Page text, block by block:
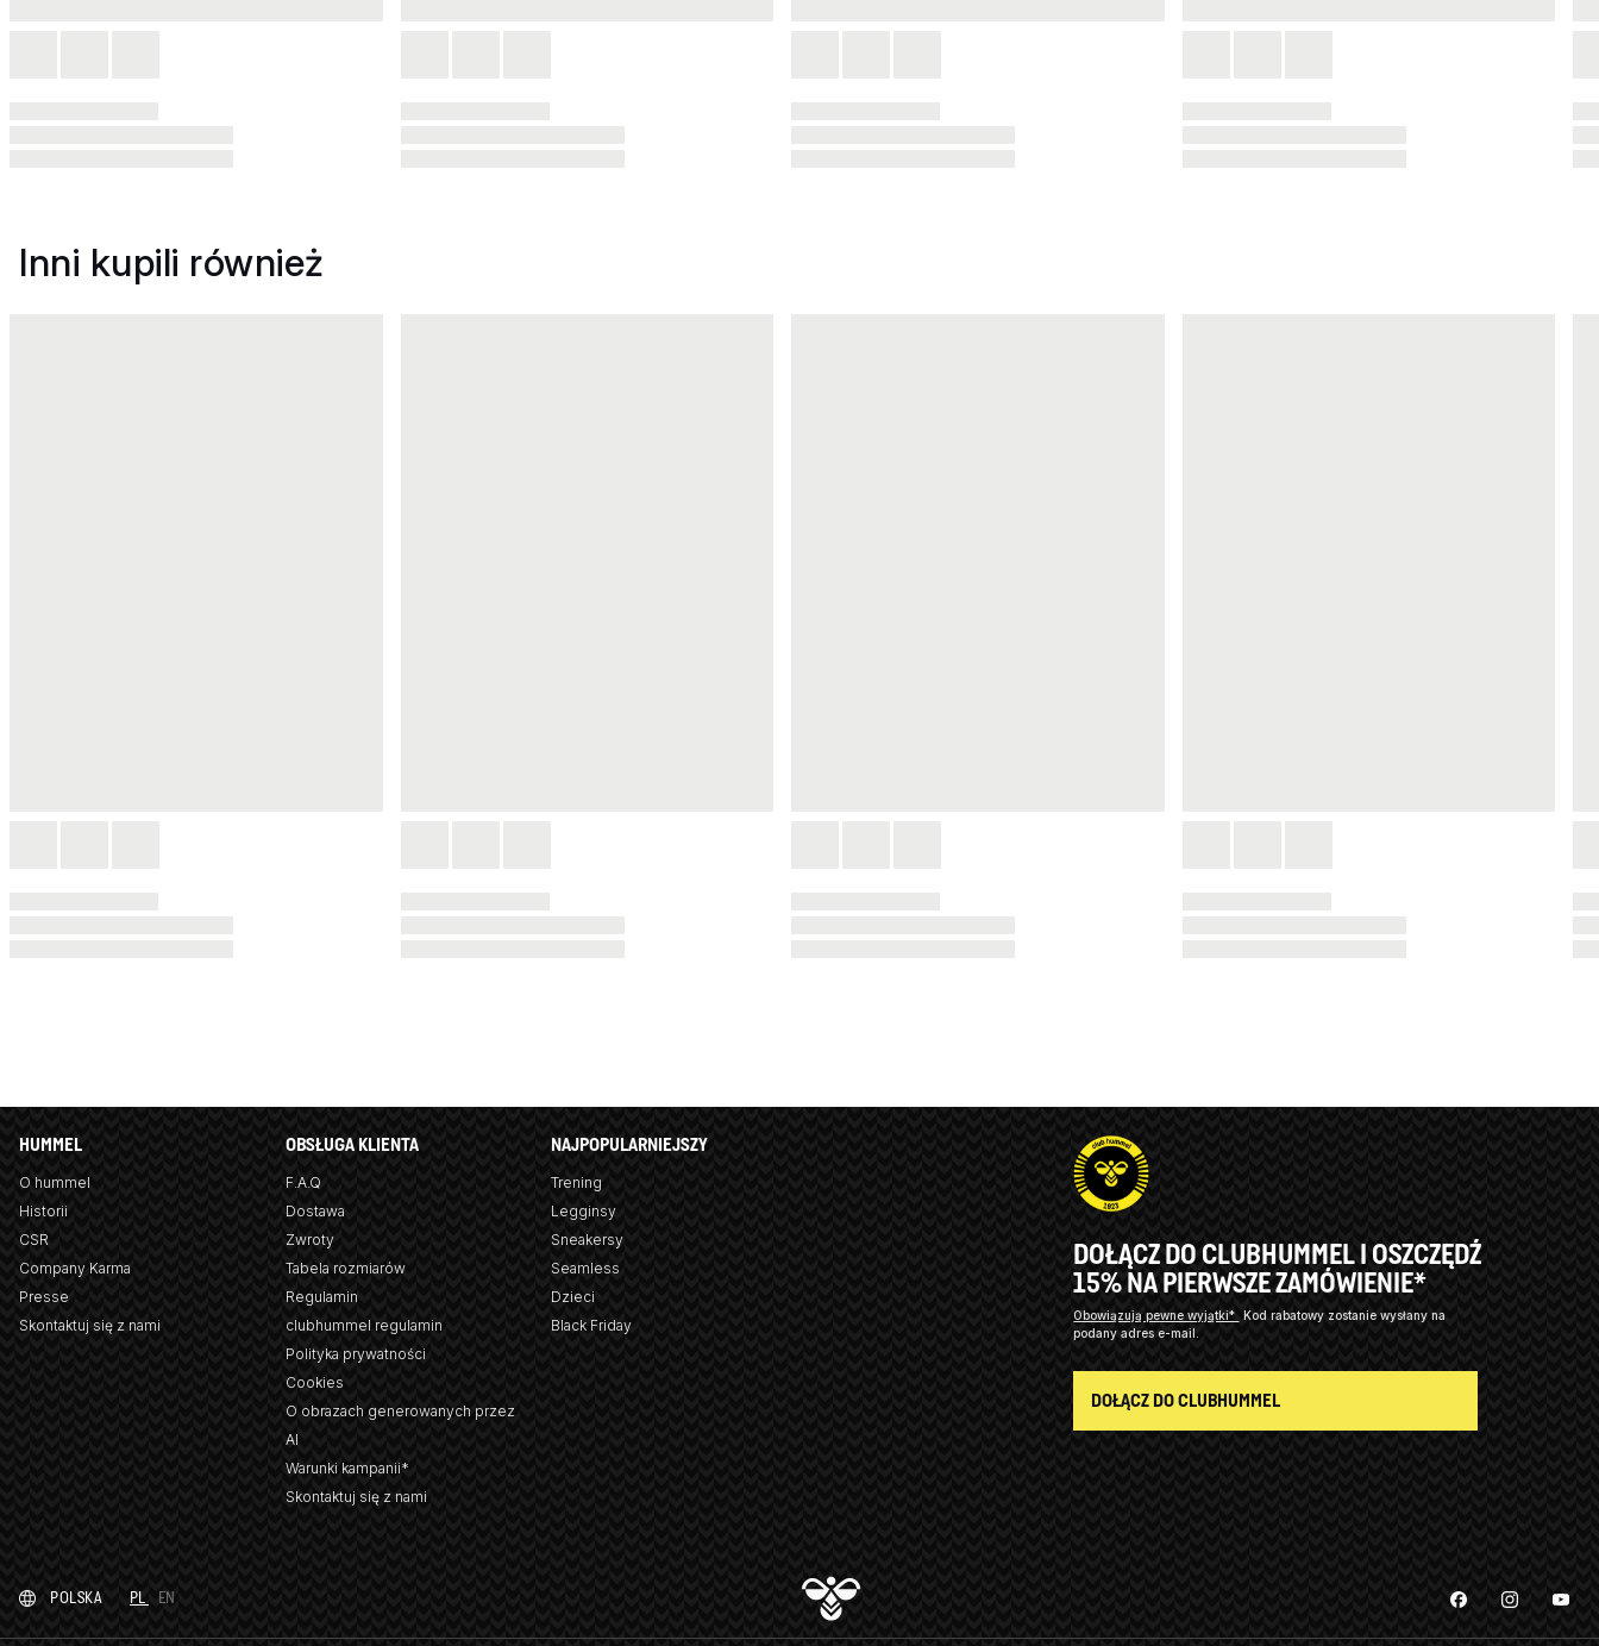
Inni kupili również
HUMMEL
O hummel
Historii
CSR
Company Karma
Presse
Skontaktuj się z nami
OBSŁUGA KLIENTA
F.A.Q
Dostawa
Zwroty
Tabela rozmiarów
Regulamin
clubhummel regulamin
Polityka prywatności
Cookies
O obrazach generowanych przez
AI
Warunki kampanii*
Skontaktuj się z nami
NAJPOPULARNIEJSZY
Trening
Legginsy
Sneakersy
Seamless
Dzieci
Black Friday
DOŁĄCZ DO CLUBHUMMEL I OSZCZĘDŹ
15% NA PIERWSZE ZAMÓWIENIE*
Obowiązują pewne wyjątki* Kod rabatowy zostanie wysłany na
podany adres e-mail.
DOŁĄCZ DO CLUBHUMMEL
POLSKA PL EN